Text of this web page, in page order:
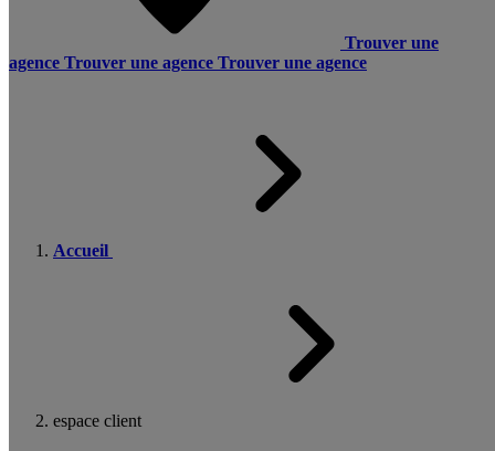
Trouver une
agence Trouver une agence Trouver une agence
Accueil
espace client